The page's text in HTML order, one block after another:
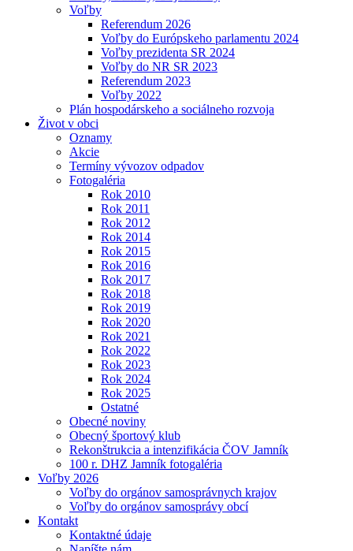
Voľby
Referendum 2026
Voľby do Európskeho parlamentu 2024
Voľby prezidenta SR 2024
Voľby do NR SR 2023
Referendum 2023
Voľby 2022
Plán hospodárskeho a sociálneho rozvoja
Život v obci
Oznamy
Akcie
Termíny vývozov odpadov
Fotogaléria
Rok 2010
Rok 2011
Rok 2012
Rok 2014
Rok 2015
Rok 2016
Rok 2017
Rok 2018
Rok 2019
Rok 2020
Rok 2021
Rok 2022
Rok 2023
Rok 2024
Rok 2025
Ostatné
Obecné noviny
Obecný športový klub
Rekonštrukcia a intenzifikácia ČOV Jamník
100 r. DHZ Jamník fotogaléria
Voľby 2026
Voľby do orgánov samosprávnych krajov
Voľby do orgánov samosprávy obcí
Kontakt
Kontaktné údaje